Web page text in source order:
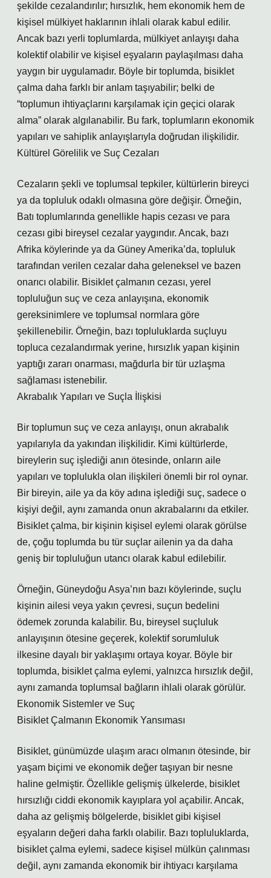
şekilde cezalandırılır; hırsızlık, hem ekonomik hem de
kişisel mülkiyet haklarının ihlali olarak kabul edilir.
Ancak bazı yerli toplumlarda, mülkiyet anlayışı daha
kolektif olabilir ve kişisel eşyaların paylaşılması daha
yaygın bir uygulamadır. Böyle bir toplumda, bisiklet
çalma daha farklı bir anlam taşıyabilir; belki de
“toplumun ihtiyaçlarını karşılamak için geçici olarak
alma” olarak algılanabilir. Bu fark, toplumların ekonomik
yapıları ve sahiplik anlayışlarıyla doğrudan ilişkilidir.
Kültürel Görelilik ve Suç Cezaları
Cezaların şekli ve toplumsal tepkiler, kültürlerin bireyci
ya da topluluk odaklı olmasına göre değişir. Örneğin,
Batı toplumlarında genellikle hapis cezası ve para
cezası gibi bireysel cezalar yaygındır. Ancak, bazı
Afrika köylerinde ya da Güney Amerika’da, topluluk
tarafından verilen cezalar daha geleneksel ve bazen
onarıcı olabilir. Bisiklet çalmanın cezası, yerel
topluluğun suç ve ceza anlayışına, ekonomik
gereksinimlere ve toplumsal normlara göre
şekillenebilir. Örneğin, bazı topluluklarda suçluyu
topluca cezalandırmak yerine, hırsızlık yapan kişinin
yaptığı zararı onarması, mağdurla bir tür uzlaşma
sağlaması istenebilir.
Akrabalık Yapıları ve Suçla İlişkisi
Bir toplumun suç ve ceza anlayışı, onun akrabalık
yapılarıyla da yakından ilişkilidir. Kimi kültürlerde,
bireylerin suç işlediği anın ötesinde, onların aile
yapıları ve toplulukla olan ilişkileri önemli bir rol oynar.
Bir bireyin, aile ya da köy adına işlediği suç, sadece o
kişiyi değil, aynı zamanda onun akrabalarını da etkiler.
Bisiklet çalma, bir kişinin kişisel eylemi olarak görülse
de, çoğu toplumda bu tür suçlar ailenin ya da daha
geniş bir topluluğun utancı olarak kabul edilebilir.
Örneğin, Güneydoğu Asya’nın bazı köylerinde, suçlu
kişinin ailesi veya yakın çevresi, suçun bedelini
ödemek zorunda kalabilir. Bu, bireysel suçluluk
anlayışının ötesine geçerek, kolektif sorumluluk
ilkesine dayalı bir yaklaşımı ortaya koyar. Böyle bir
toplumda, bisiklet çalma eylemi, yalnızca hırsızlık değil,
aynı zamanda toplumsal bağların ihlali olarak görülür.
Ekonomik Sistemler ve Suç
Bisiklet Çalmanın Ekonomik Yansıması
Bisiklet, günümüzde ulaşım aracı olmanın ötesinde, bir
yaşam biçimi ve ekonomik değer taşıyan bir nesne
haline gelmiştir. Özellikle gelişmiş ülkelerde, bisiklet
hırsızlığı ciddi ekonomik kayıplara yol açabilir. Ancak,
daha az gelişmiş bölgelerde, bisiklet gibi kişisel
eşyaların değeri daha farklı olabilir. Bazı topluluklarda,
bisiklet çalma eylemi, sadece kişisel mülkün çalınması
değil, aynı zamanda ekonomik bir ihtiyacı karşılama